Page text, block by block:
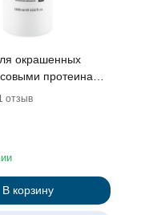
окрашенных
протеинами
женьшеня линии
отзыв
В корзину